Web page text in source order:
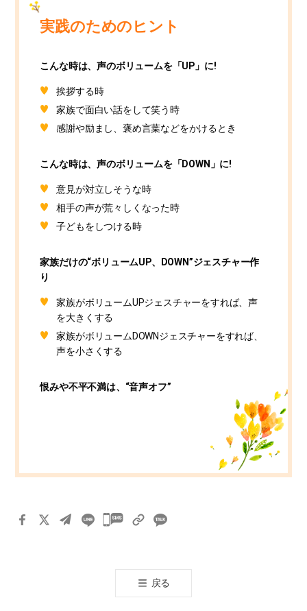
​実践のためのヒント
こんな時は、声のボリュームを「UP」に!
挨拶する時
家族で面白い話をして笑う時
感謝や励まし、褒め言葉などをかけるとき
こんな時は、声のボリュームを「DOWN」に!
意見が対立しそうな時
相手の声が荒々しくなった時
子どもをしつける時
家族だけの“ボリュームUP、DOWN”ジェスチャー作
り
家族がボリュームUPジェスチャーをすれば、声
を大きくする
家族がボリュームDOWNジェスチャーをすれば、
声を小さくする
恨みや不平不満は、“音声オフ”
카
톡
공
戻る